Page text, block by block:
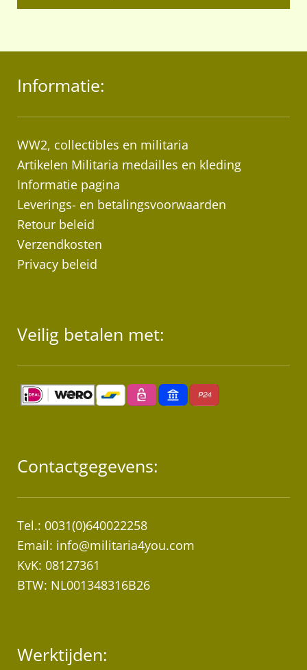
Informatie:
WW2, collectibles en militaria
Artikelen Militaria medailles en kleding
Informatie pagina
Leverings- en betalingsvoorwaarden
Retour beleid
Verzendkosten
Privacy beleid
Veilig betalen met:
Contactgegevens:
Tel.: 0031(0)640022258
Email: info@militaria4you.com
KvK: 08127361
BTW: NL001348316B26
Werktijden: